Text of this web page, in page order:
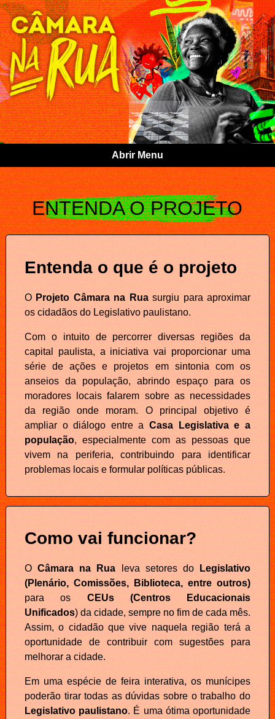
Abrir Menu
ENTENDA O PROJETO
Entenda o que é o projeto
O Projeto Câmara na Ruasurgiu para aproximar
os cidadãos do Legislativo paulistano.
Com o intuito de percorrer diversas regiões da
capital paulista, a iniciativa vai proporcionar uma
série de ações e projetos em sintonia com os
anseios da população, abrindo espaço para os
moradores locais falarem sobre as necessidades
da região onde moram. O principal objetivo é
ampliar o diálogo entre aCasa Legislativa e a
população, especialmente com as pessoas que
vivem na periferia, contribuindo para identificar
problemas locais e formular políticas públicas.
Como vai funcionar?
OCâmara na Rua leva setores do
Legislativo
(Plenário, Comissões, Biblioteca, entre outros)
para os CEUs (Centros Educacionais
Unificados) da cidade, sempre no fim de cada mês.
Assim, o cidadão que vive naquela região terá a
oportunidade de contribuir com sugestões para
melhorar a cidade.
Em uma espécie de feira interativa, os munícipes
poderão tirar todas as dúvidas sobre o trabalho do
Legislativo paulistano. É uma ótima oportunidade